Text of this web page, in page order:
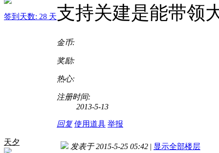
签到天数: 28 天支持关建是能带领
金币:
奖励:
热心:
注册时间:
2013-5-13
回复 使用道具 举报
天夕
发表于 2015-5-25 05:42 | 显示全部楼层